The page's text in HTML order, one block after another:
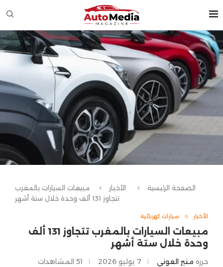
الصفحة الرئيسية الأخبار
مبيعات السيارات بالمغرب
تتجاوز 131 ألف وحدة خلال ستة أشهر
الأخبار سيارات كهربائية
مبيعات السيارات بالمغرب تتجاوز 131 ألف
وحدة خلال ستة أشهر
حرره منير العوني 7 يوليو 2026 51 المشاهدات